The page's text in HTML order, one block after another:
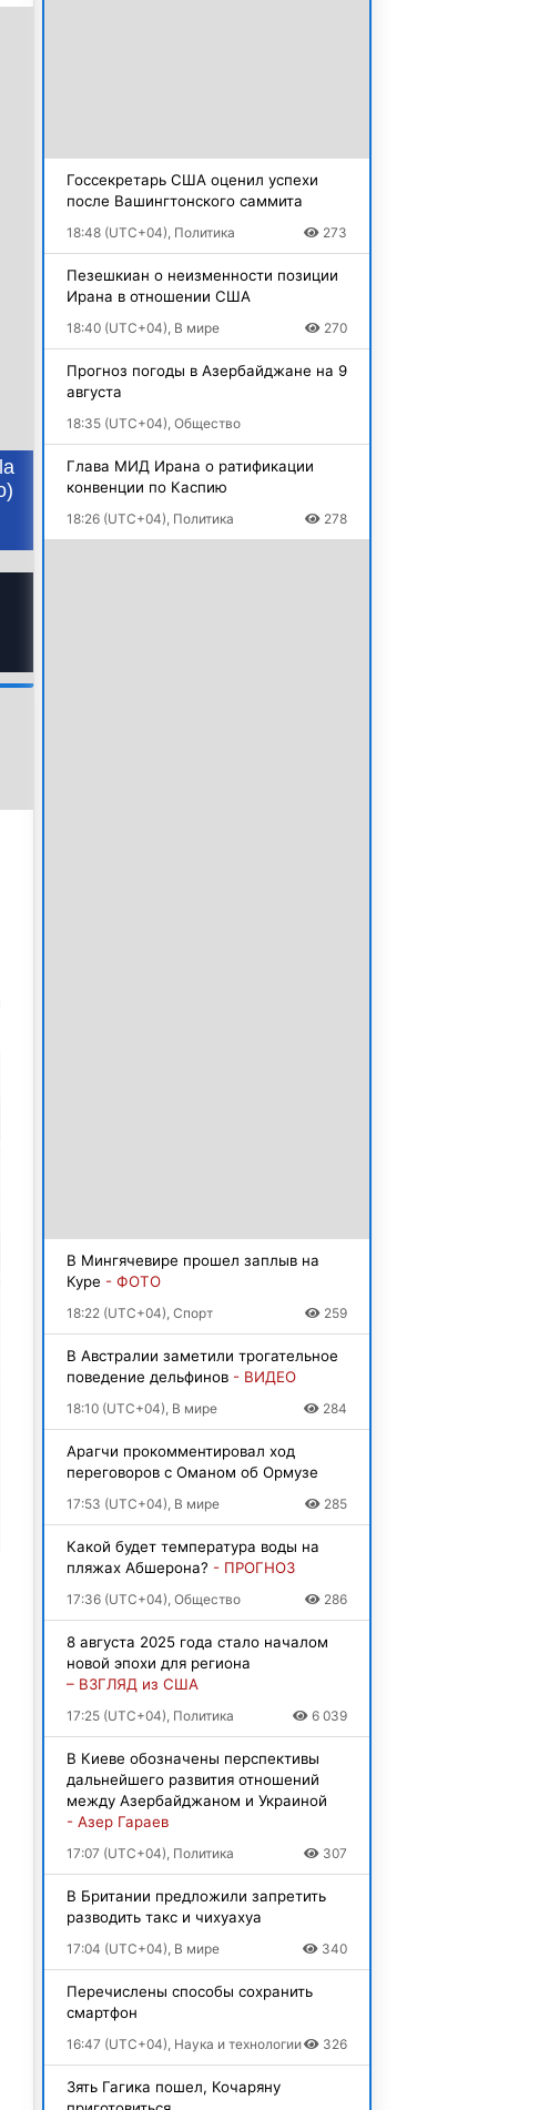
Госсекретарь США оценил успехи
после Вашингтонского саммита
18:48 (UTC+04), Политика 273
Пезешкиан о неизменности позиции
Ирана в отношении США
18:40 (UTC+04), В мире 270
Прогноз погоды в Азербайджане на 9
августа
18:35 (UTC+04), Общество
Глава МИД Ирана о ратификации
конвенции по Каспию
18:26 (UTC+04), Политика 278
В Мингячевире прошел заплыв на
Куре - ФОТО
18:22 (UTC+04), Спорт 259
В Австралии заметили трогательное
поведение дельфинов - ВИДЕО
18:10 (UTC+04), В мире 284
Арагчи прокомментировал ход
переговоров с Оманом об Ормузе
17:53 (UTC+04), В мире 285
Какой будет температура воды на
пляжах Абшерона? - ПРОГНОЗ
17:36 (UTC+04), Общество 286
8 августа 2025 года стало началом
новой эпохи для региона
– ВЗГЛЯД из США
17:25 (UTC+04), Политика 6 039
В Киеве обозначены перспективы
дальнейшего развития отношений
между Азербайджаном и Украиной
- Азер Гараев
17:07 (UTC+04), Политика 307
В Британии предложили запретить
разводить такс и чихуахуа
17:04 (UTC+04), В мире 340
Перечислены способы сохранить
смартфон
16:47 (UTC+04), Наука и технологии 326
Зять Гагика пошел, Кочаряну